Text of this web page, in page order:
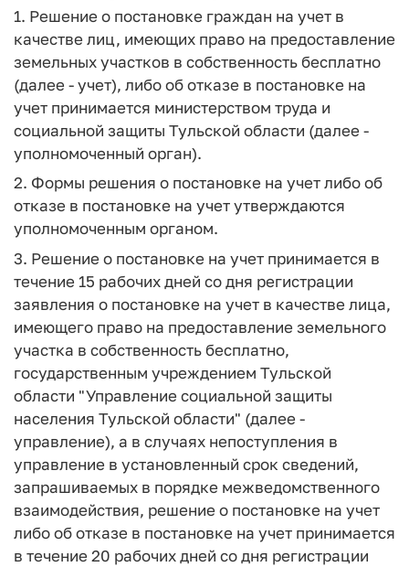
1. Решение о постановке граждан на учет в
качестве лиц, имеющих право на предоставление
земельных участков в собственность бесплатно
(далее - учет), либо об отказе в постановке на
учет принимается министерством труда и
социальной защиты Тульской области (далее -
уполномоченный орган).
2. Формы решения о постановке на учет либо об
отказе в постановке на учет утверждаются
уполномоченным органом.
3. Решение о постановке на учет принимается в
течение 15 рабочих дней со дня регистрации
заявления о постановке на учет в качестве лица,
имеющего право на предоставление земельного
участка в собственность бесплатно,
государственным учреждением Тульской
области "Управление социальной защиты
населения Тульской области" (далее -
управление), а в случаях непоступления в
управление в установленный срок сведений,
запрашиваемых в порядке межведомственного
взаимодействия, решение о постановке на учет
либо об отказе в постановке на учет принимается
в течение 20 рабочих дней со дня регистрации